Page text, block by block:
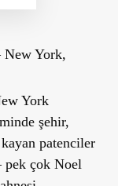
New York,
York
şehir,
patenciler
pek çok Noel